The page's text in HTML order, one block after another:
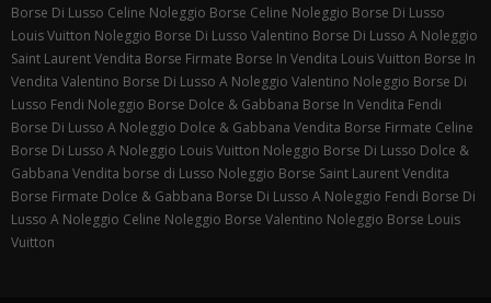
Borse Di Lusso Celine Noleggio Borse Celine Noleggio Borse Di Lusso
Louis Vuitton Noleggio Borse Di Lusso Valentino Borse Di Lusso A Noleggio
Saint LaurentVendita Borse Firmate Borse In Vendita Louis Vuitton Borse In
Vendita Valentino Borse Di Lusso A Noleggio Valentino Noleggio Borse Di
Lusso Fendi Noleggio Borse Dolce & Gabbana Borse In Vendita Fendi
Borse Di Lusso A Noleggio Dolce & Gabbana Vendita Borse Firmate Celine
Borse Di Lusso A Noleggio Louis Vuitton Noleggio Borse Di Lusso Dolce &
Gabbana Vendita borse di Lusso Noleggio Borse Saint LaurentVendita
Borse Firmate Dolce & Gabbana Borse Di Lusso A Noleggio Fendi Borse Di
Lusso A Noleggio Celine Noleggio Borse Valentino Noleggio Borse Louis
Vuitton